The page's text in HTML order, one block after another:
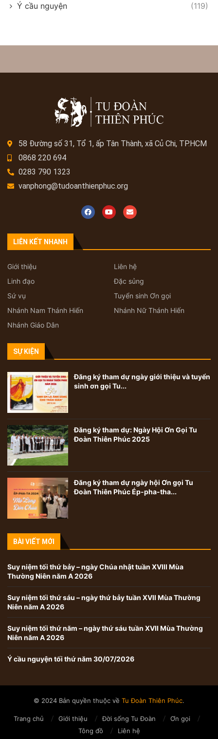
Ý cầu nguyện (119)
58 Đường số 31, Tổ 1, ấp Tân Thành, xã Củ Chi, TP.HCM
0868 220 694
0283 790 1323
vanphong@tudoanthienphuc.org
LIÊN KẾT NHANH
Giới thiệu
Liên hệ
Linh đạo
Đặc sủng
Sứ vụ
Tuyển sinh Ơn gọi
Nhánh Nam Thánh Hiến
Nhánh Nữ Thánh Hiến
Nhánh Giáo Dân
SỰ KIỆN
Đăng ký tham dự ngày giới thiệu và tuyển
sinh ơn gọi Tu...
Đăng ký tham dự: Ngày Hội Ơn Gọi Tu
Đoàn Thiên Phúc 2025
Đăng ký tham dự ngày hội Ơn gọi Tu
Đoàn Thiên Phúc Ép-pha-tha...
BÀI VIẾT MỚI
Suy niệm tối thứ bảy – ngày Chúa nhật tuần XVIII Mùa
Thường Niên năm A 2026
Suy niệm tối thứ sáu – ngày thứ bảy tuần XVII Mùa Thường
Niên năm A 2026
Suy niệm tối thứ năm – ngày thứ sáu tuần XVII Mùa Thường
Niên năm A 2026
Ý cầu nguyện tối thứ năm 30/07/2026
© 2024 Bản quyền thuộc về Tu Đoàn Thiên Phúc.
Trang chủ Giới thiệu Đời sống Tu Đoàn
Ơn gọi
Tông đồ
Liên hệ